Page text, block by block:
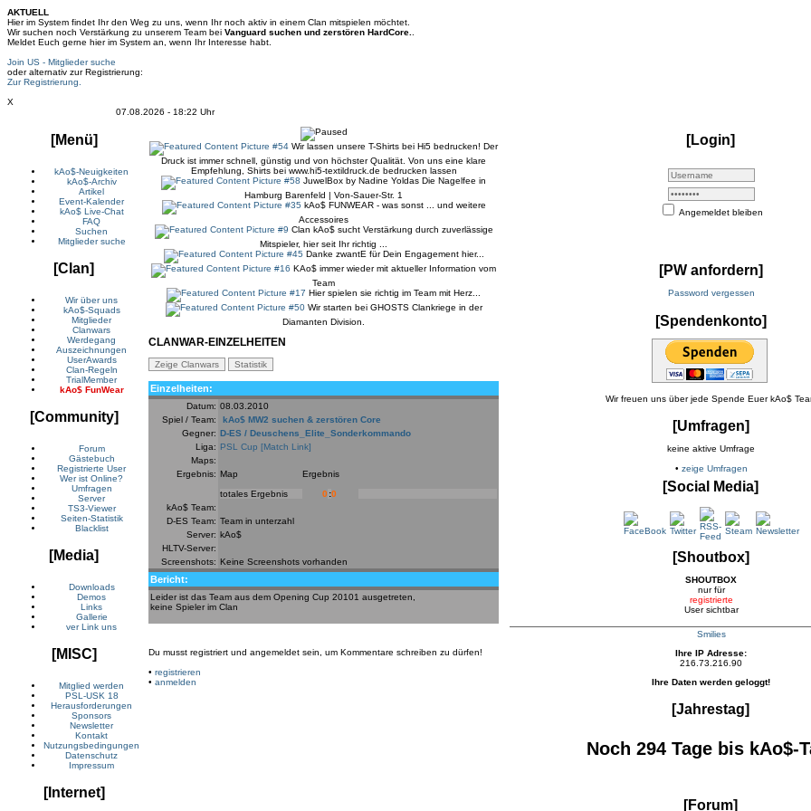
AKTUELL
Hier im System findet Ihr den Weg zu uns, wenn Ihr noch aktiv in einem Clan mitspielen möchtet.
Wir suchen noch Verstärkung zu unserem Team bei Vanguard suchen und zerstören HardCore.
Meldet Euch gerne hier im System an, wenn Ihr Interesse habt.
Join US - Mitglieder suche
oder alternativ zur Registrierung:
Zur Registrierung.
X
07.08.2026 - 18:22 Uhr
[Menü]
kAo$-Neuigkeiten
kAo$-Archiv
Artikel
Event-Kalender
kAo$ Live-Chat
FAQ
Suchen
Mitglieder suche
[Clan]
Wir über uns
kAo$-Squads
Mitglieder
Clanwars
Werdegang
Auszeichnungen
UserAwards
Clan-Regeln
TrialMember
kAo$ FunWear
[Community]
Forum
Gästebuch
Registrierte User
Wer ist Online?
Umfragen
Server
TS3-Viewer
Seiten-Statistik
Blacklist
[Media]
Downloads
Demos
Links
Gallerie
ver Link uns
[MISC]
Mitglied werden
PSL-USK 18
Herausforderungen
Sponsors
Newsletter
Kontakt
Nutzungsbedingungen
Datenschutz
Impressum
[Internet]
Wir lassen unsere T-Shirts bei Hi5 bedrucken! Der
Druck ist immer schnell, günstig und von höchster Qualität. Von uns eine klare
Empfehlung, Shirts bei www.hi5-textildruck.de bedrucken lassen
JuwelBox by Nadine Yoldas Die Nagelfee in
Hamburg Barenfeld | Von-Sauer-Str. 1
kAo$ FUNWEAR - was sonst ... und weitere
Accessoires
Clan kAo$ sucht Verstärkung durch zuverlässige
Mitspieler, hier seit Ihr richtig ...
Danke zwantE für Dein Engagement hier...
KAo$ immer wieder mit aktueller Information vom
Team
Hier spielen sie richtig im Team mit Herz...
Wir starten bei GHOSTS Clankriege in der
Diamanten Division.
CLANWAR-EINZELHEITEN
Einzelheiten:
Datum: 08.03.2010
Spiel / Team:
kAo$ MW2 suchen & zerstören Core
Gegner: D-ES / Deuschens_Elite_Sonderkommando
Liga: PSL Cup [Match Link]
Maps:
Ergebnis: Map
Ergebnis
totales Ergebnis
0 :0
kAo$ Team:
D-ES Team: Team in unterzahl
Server: kAo$
HLTV-Server:
Screenshots: Keine Screenshots vorhanden
Bericht:
Leider ist das Team aus dem Opening Cup 20101 ausgetreten,
keine Spieler im Clan
Du musst registriert und angemeldet sein, um Kommentare schreiben zu dürfen!
• registrieren
• anmelden
[Login]
Angemeldet bleiben
[PW anfordern]
Password vergessen
[Spendenkonto]
Wir freuen uns über jede Spende Euer kAo$
[Umfragen]
keine aktive Umfrage
• zeige Umfragen
[Social Media]
[Shoutbox]
SHOUTBOX
nur für
registrierte
User sichtbar
Smilies
Ihre IP Adresse:
216.73.216.90
Ihre Daten werden geloggt!
[Jahrestag]
Noch 294 Tage bis kAo$-
[Forum]